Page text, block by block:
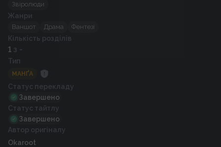
Звіролюди
Жанри
Ваншот Драма Фентезі
Кількість розділів
1 з -
Тип
МАНҐА
Статус перекладу
Завершено
Статус тайтлу
Завершено
Автор оригіналу
Okaroot